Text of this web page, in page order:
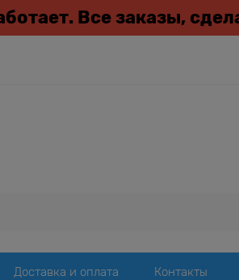
Все заказы,
Доставка и оплата Контакты